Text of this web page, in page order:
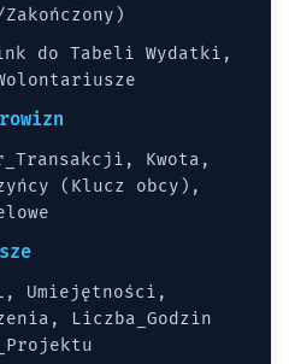
do Tabeli Wydatki,
Kwota,
(Klucz obcy),
Umiejętności,
Liczba_Godzin